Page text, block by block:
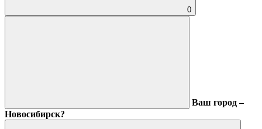
0
Ваш город –
Новосибирск?